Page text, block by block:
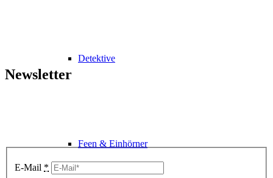
Detektive
Feen & Einhörner
Newsletter
E-Mail *